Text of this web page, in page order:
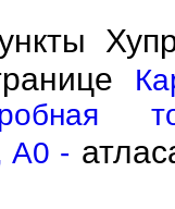
A0 -